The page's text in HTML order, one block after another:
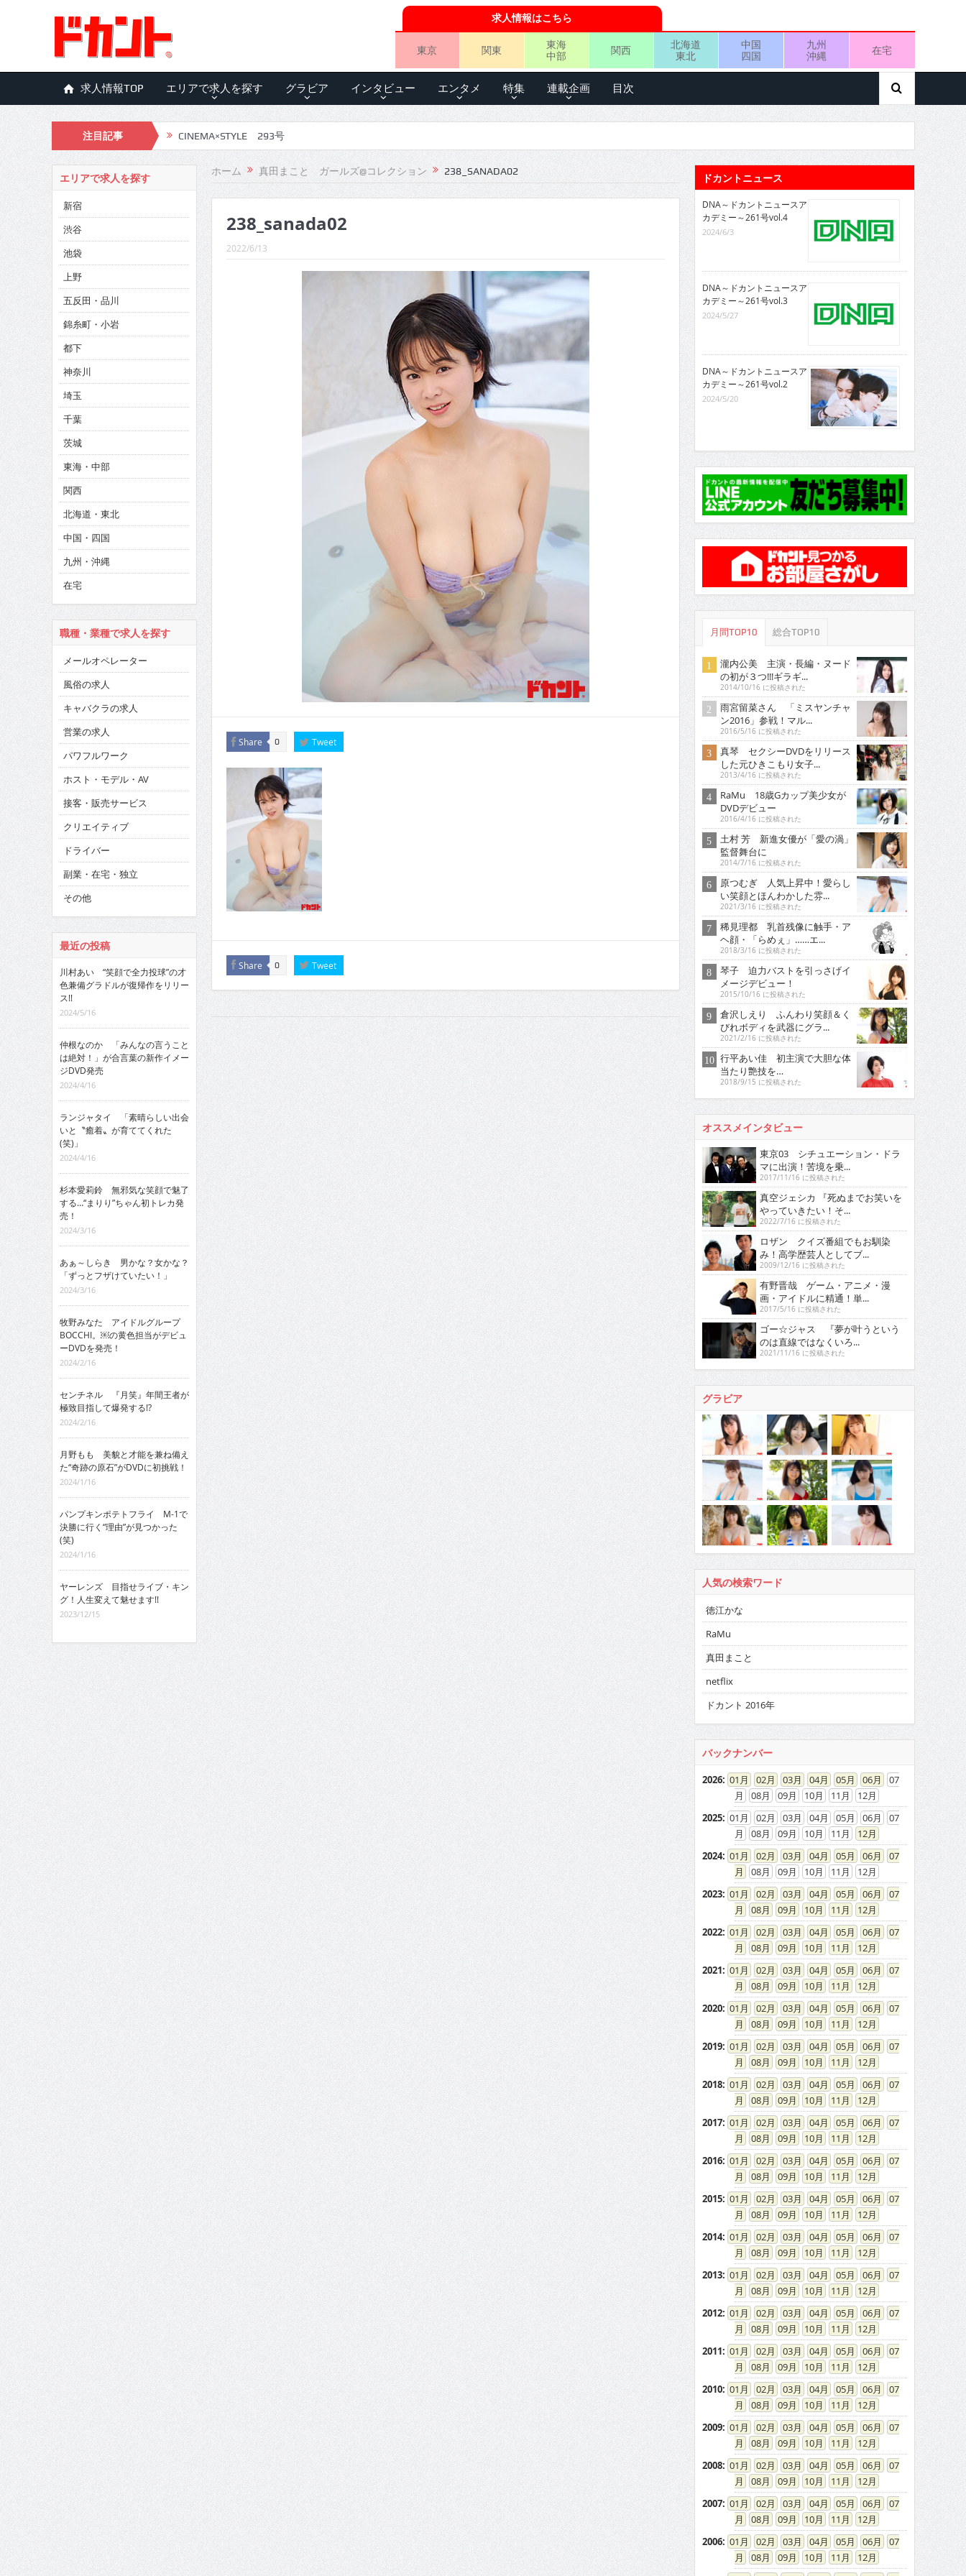
求人情報はこちら
東京 関東
東海
中部
関西
北海道
東北
中国
四国
九州
沖縄
在宅
求人情報TOP エリアで求人を探す グラビア インタビュー エンタメ 特集 連載企画 目次
注目記事 CINEMA×STYLE 293号
CINEMA×STYLE 292号
CINEMA×STYLE 291号
CINEMA×STYLE 290号
CINEMA×STYLE 289号
CINEMA×STYLE 288号
CINEMA×STYLE 286号
CINEMA×STYLE 285号
CINEMA×STYLE 294号
ホーム 真田まこと ガールズ@コレクション 238_SANADA02
238_sanada02
2022/6/13
Share 0 Tweet
Share 0 Tweet
エリアで求人を探す
新宿
渋谷
池袋
上野
五反田・品川
錦糸町・小岩
都下
神奈川
埼玉
千葉
茨城
東海・中部
関西
北海道・東北
中国・四国
九州・沖縄
在宅
職種・業種で求人を探す
メールオペレーター
風俗の求人
キャバクラの求人
営業の求人
パワフルワーク
ホスト・モデル・AV
接客・販売サービス
クリエイティブ
ドライバー
副業・在宅・独立
その他
最近の投稿
川村あい “笑顔で全力投球”の才
色兼備グラドルが復帰作をリリー
ス!!
2024/5/16
仲根なのか 「みんなの言うこと
は絶対！」が合言葉の新作イメー
ジDVD発売
2024/4/16
ランジャタイ 「素晴らしい出会
いと〝癒着〟が育ててくれた
(笑)」
2024/4/16
杉本愛莉鈴 無邪気な笑顔で魅了
する…“まりり”ちゃん初トレカ発
売！
2024/3/16
あぁ～しらき 男かな？女かな？
「ずっとフザけていたい！」
2024/3/16
牧野みなた アイドルグループ
BOCCHI。￼の黄色担当がデビュ
ーDVDを発売！
2024/2/16
センチネル 『月笑』年間王者が
極致目指して爆発する!?
2024/2/16
月野もも 美貌と才能を兼ね備え
た“奇跡の原石”がDVDに初挑戦！
2024/1/16
パンプキンポテトフライ M-1で
決勝に行く“理由”が見つかった
(笑)
2024/1/16
ヤーレンズ 目指せライブ・キン
グ！人生変えて魅せます!!
2023/12/15
ドカントニュース
DNA～ドカントニュースア
カデミー～261号vol.4
2024/6/3
DNA～ドカントニュースア
カデミー～261号vol.3
2024/5/27
DNA～ドカントニュースア
カデミー～261号vol.2
2024/5/20
月間TOP10 総合TOP10
瀧内公美 主演・長編・ヌード
の初が３つ!!!ギラギ...
2014/10/16 に投稿された
雨宮留菜さん 「ミスヤンチャ
ン2016」参戦！マル...
2016/5/16 に投稿された
真琴 セクシーDVDをリリース
した元ひきこもり女子...
2013/4/16 に投稿された
RaMu 18歳Gカップ美少女が
DVDデビュー
2016/4/16 に投稿された
土村 芳 新進女優が「愛の渦」
監督舞台に
2014/7/16 に投稿された
原つむぎ 人気上昇中！愛らし
い笑顔とほんわかした雰...
2021/3/16 に投稿された
稀見理都 乳首残像に触手・ア
ヘ顔・「らめぇ」……エ...
2018/3/16 に投稿された
琴子 迫力バストを引っさげイ
メージデビュー！
2015/10/16 に投稿された
倉沢しえり ふんわり笑顔＆く
びれボディを武器にグラ...
2021/2/16 に投稿された
行平あい佳 初主演で大胆な体
当たり艶技を…
2018/9/15 に投稿された
オススメインタビュー
東京03 シチュエーション・ドラ
マに出演！苦境を乗...
2017/11/16 に投稿された
真空ジェシカ 『死ぬまでお笑いを
やっていきたい！そ...
2022/7/16 に投稿された
ロザン クイズ番組でもお馴染
み！高学歴芸人としてブ...
2009/12/16 に投稿された
有野晋哉 ゲーム・アニメ・漫
画・アイドルに精通！単...
2017/5/16 に投稿された
ゴー☆ジャス 『夢が叶うという
のは直線ではなくいろ...
2021/11/16 に投稿された
グラビア
人気の検索ワード
徳江かな
RaMu
真田まこと
netflix
ドカント 2016年
バックナンバー
2026: 01 02 03 04 05 06
07
08
09 10 11
12
2025: 01 02 03 04 05 06
07
08
09 10 11
12
2024: 01 02 03 04 05 06
07
08
09 10 11
12
2023: 01 02 03 04 05 06
07
08
09 10 11
12
2022: 01 02 03 04 05 06
07
08
09 10 11
12
2021: 01 02 03 04 05 06
07
08
09 10 11
12
2020: 01 02 03 04 05 06
07
08
09 10 11
12
2019: 01 02 03 04 05 06
07
08
09 10 11
12
2018: 01 02 03 04 05 06
07
08
09 10 11
12
2017: 01 02 03 04 05 06
07
08
09 10 11
12
2016: 01 02 03 04 05 06
07
08
09 10 11
12
2015: 01 02 03 04 05 06
07
08
09 10 11
12
2014: 01 02 03 04 05 06
07
08
09 10 11
12
2013: 01 02 03 04 05 06
07
08
09 10 11
12
2012: 01 02 03 04 05 06
07
08
09 10 11
12
2011: 01 02 03 04 05 06
07
08
09 10 11
12
2010: 01 02 03 04 05 06
07
08
09 10 11
12
2009: 01 02 03 04 05 06
07
08
09 10 11
12
2008: 01 02 03 04 05 06
07
08
09 10 11
12
2007: 01 02 03 04 05 06
07
08
09 10 11
12
2006: 01 02 03 04 05 06
07
08
09 10 11
12